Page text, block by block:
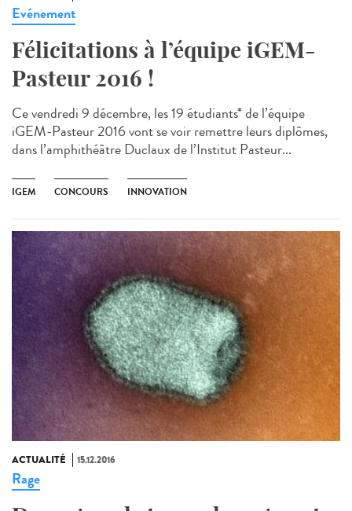
Evénement
Félicitations à l’équipe iGEM-
Pasteur 2016 !
Ce vendredi 9 décembre, les 19 étudiants* de l’équipe
iGEM-Pasteur 2016 vont se voir remettre leurs diplômes,
dans l’amphithéâtre Duclaux de l’Institut Pasteur...
IGEM CONCOURS INNOVATION
ACTUALITÉ 15.12.2016
Rage